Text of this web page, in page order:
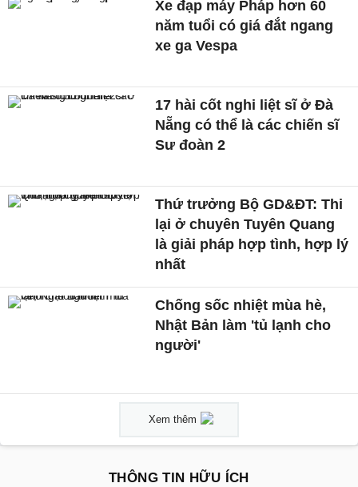
Xe đạp máy Pháp hơn 60
năm tuổi có giá đắt ngang
xe ga Vespa
17 hài cốt nghi liệt sĩ ở Đà
Nẵng có thể là các chiến sĩ
Sư đoàn 2
Thứ trưởng Bộ GD&ĐT: Thi
lại ở chuyên Tuyên Quang
là giải pháp hợp tình, hợp lý
nhất
Chống sốc nhiệt mùa hè,
Nhật Bản làm 'tủ lạnh cho
người'
Xem thêm
THÔNG TIN HỮU ÍCH